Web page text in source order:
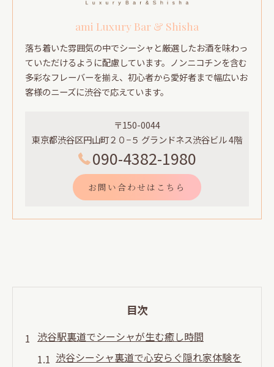
ami Luxury Bar & Shisha
落ち着いた雰囲気の中でシーシャと厳選したお酒を味わっ
ていただけるように配慮しています。ノンニコチンを含む
多彩なフレーバーを揃え、初心者から愛好者まで幅広いお
客様のニーズに渋谷で応えています。
〒150-0044
東京都渋谷区円山町２０−５ グランドネス渋谷ビル 4階
090-4382-1980
お問い合わせはこちら
目次
渋谷駅裏道でシーシャが生む癒し時間
渋谷シーシャ裏道で心安らぐ隠れ家体験を